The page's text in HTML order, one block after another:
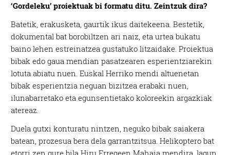
‘Gordeleku’ proiektuak bi formatu ditu. Zeintzuk dira?
Batetik, erakusketa, gaurtik ikus daitekeena. Bestetik,
dokumental bat borobiltzen ari naiz, eta urtea bukatu
baino lehen estreinatzea gustatuko litzaidake. Proiektua
bibak edo gaua mendian pasatzearen esperientziarekin
lotuta abiatu nuen. Euskal Herriko mendi altuenetan
bibak esperientzia neguan bizitzea erabaki nuen,
ilunabarretako eta egunsentietako koloreekin argazkiak
atereaz.
Duela gutxi konturatu nintzen, neguko bibak saiakera
batean, prozesua bera dela garrantzitsua. Helikoptero bat